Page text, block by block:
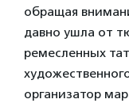
обращая
давно ушла от
ремесленных
организатор